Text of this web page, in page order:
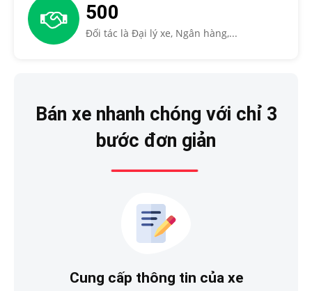
500
Đối tác là Đại lý xe, Ngân hàng,...
Bán xe nhanh chóng với chỉ 3
bước đơn giản
Cung cấp thông tin của xe